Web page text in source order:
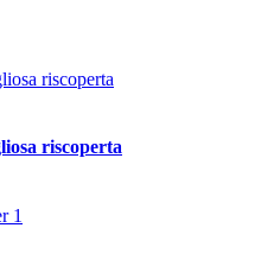
riscoperta